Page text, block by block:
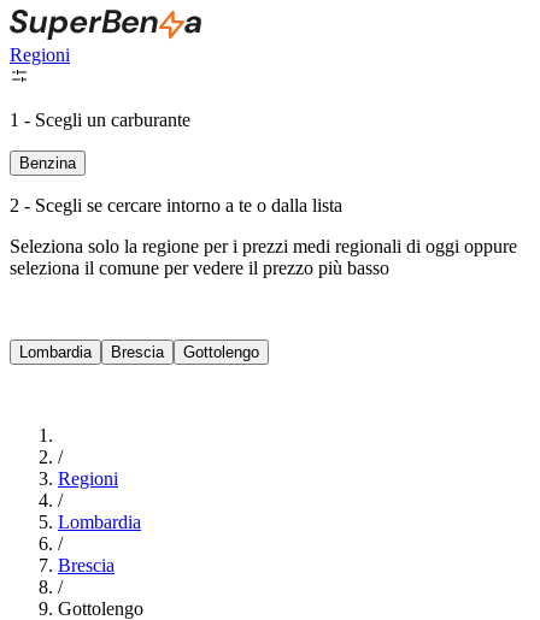
Regioni
1 - Scegli un carburante
Benzina
2 - Scegli se cercare intorno a te o dalla lista
Seleziona solo la regione per i prezzi medi regionali di oggi oppure
seleziona il comune per vedere il prezzo più basso
Lombardia Brescia Gottolengo
/
Regioni
/
Lombardia
/
Brescia
/
Gottolengo